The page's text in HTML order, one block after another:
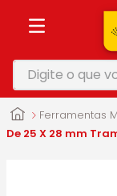
Digite o que
Ferramentas
De 25 X 28 mm